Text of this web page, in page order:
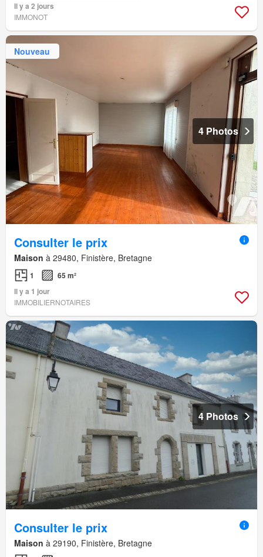
Il y a 2 jours
IMMONOT
Nouveau
4 Photos
Consulter le prix
Maison à 29480, Finistère, Bretagne
1
65 m²
Il y a 1 jour
IMMOBILIERNOTAIRES
4 Photos
Consulter le prix
Maison à 29190, Finistère, Bretagne